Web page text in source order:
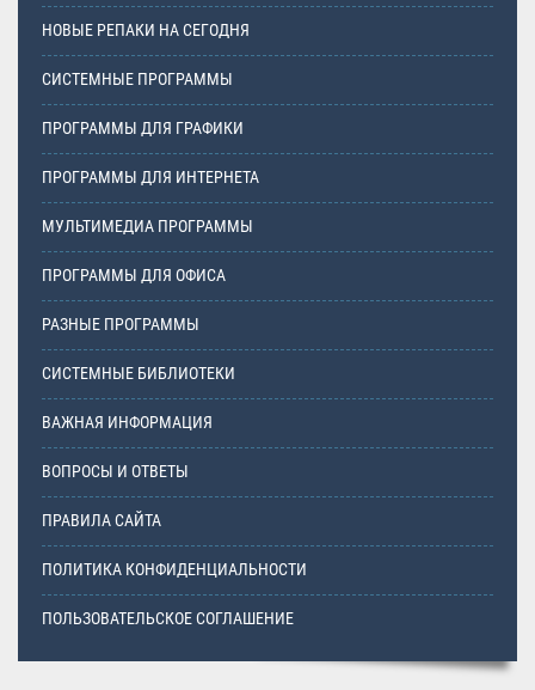
НОВЫЕ РЕПАКИ НА СЕГОДНЯ
СИСТЕМНЫЕ ПРОГРАММЫ
ПРОГРАММЫ ДЛЯ ГРАФИКИ
ПРОГРАММЫ ДЛЯ ИНТЕРНЕТА
МУЛЬТИМЕДИА ПРОГРАММЫ
ПРОГРАММЫ ДЛЯ ОФИСА
РАЗНЫЕ ПРОГРАММЫ
СИСТЕМНЫЕ БИБЛИОТЕКИ
ВАЖНАЯ ИНФОРМАЦИЯ
ВОПРОСЫ И ОТВЕТЫ
ПРАВИЛА САЙТА
ПОЛИТИКА КОНФИДЕНЦИАЛЬНОСТИ
ПОЛЬЗОВАТЕЛЬСКОЕ СОГЛАШЕНИЕ